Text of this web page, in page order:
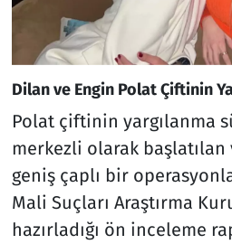
Dilan ve Engin Polat Çiftinin
Polat çiftinin yargılanma
merkezli olarak başlatılan
geniş çaplı bir
Mali Suçları Araştırma
hazırladığı ön inceleme